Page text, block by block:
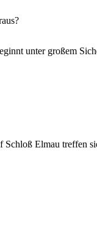
unter großem
Elmau treffen